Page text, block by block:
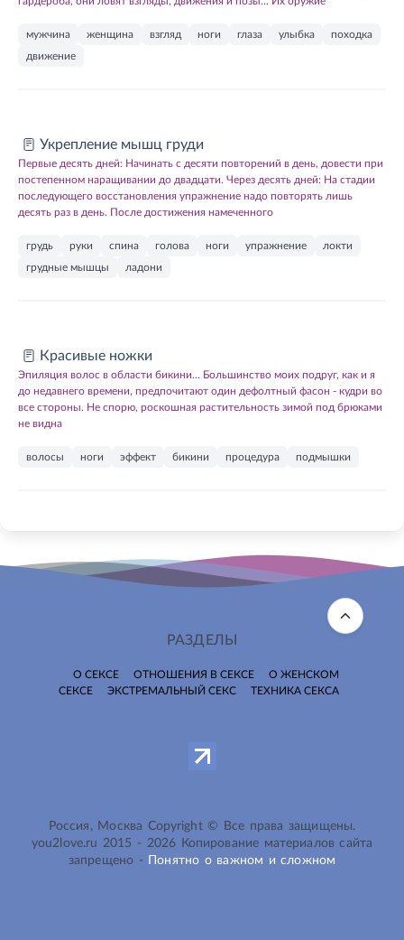
мужчина женщина взгляд ноги глаза улыбка
походка
движение
Укрепление мышц груди
Первые десять дней: Начинать с десяти повторений в день, довести при
постепенном наращивании до двадцати. Через десять дней: На стадии
последующего восстановления упражнение надо повторять лишь
десять раз в день. После достижения намеченного
грудь руки спина голова ноги упражнение
локти
грудные мышцы
ладони
Красивые ножки
Эпиляция волос в области бикини… Большинство моих подруг, как и я
до недавнего времени, предпочитают один дефолтный фасон - кудри во
все стороны. Не спорю, роскошная растительность зимой под брюками
не видна
волосы ноги эффект бикини процедура подмышки
РАЗДЕЛЫ
О СЕКСЕ ОТНОШЕНИЯ В СЕКСЕ
О ЖЕНСКОМ
СЕКСЕ
ЭКСТРЕМАЛЬНЫЙ СЕКС ТЕХНИКА СЕКСА
Россия, Москва Copyright © Все права защищены.
you2love.ru 2015 - 2026 Копирование материалов сайта
запрещено -
Понятно о важном и сложном